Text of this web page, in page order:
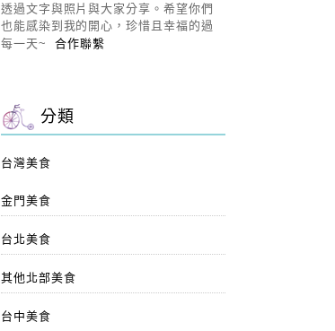
透過文字與照片與大家分享。希望你們
也能感染到我的開心，珍惜且幸福的過
每一天~合作聯繫
分類
台灣美食
金門美食
台北美食
其他北部美食
台中美食